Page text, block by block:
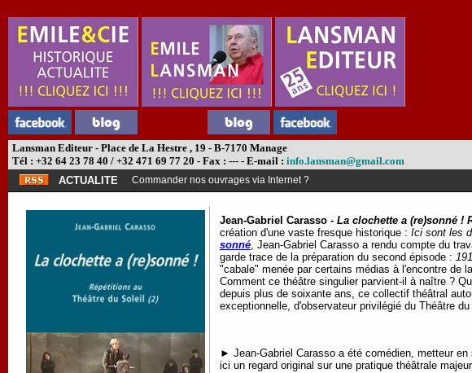
Lansman Editeur - Place de La Hestre , 19 - B-7170 Manage
Tél : +32 64 23 78 40 / +32 471 69 77 20 - Fax : --- - E-mail : info.lansman@gmail.com
ACTUALITE Commander nos ouvrages via Internet ?
Jean-Gabriel Carasso - La clochette a (re)sonné !
création d'une vaste fresque historique : Ici sont les
sonné, Jean-Gabriel Carasso a rendu compte du
garde trace de la préparation du second épisode :
"cabale" menée par certains médias à l'encontre de
Comment ce théâtre singulier parvient-il à naître ?
depuis plus de soixante ans, ce collectif théâtral
exceptionnelle, d'observateur privilégié du Théâtre
► Jean-Gabriel Carasso a été comédien, metteur
ici un regard original sur une pratique théâtrale